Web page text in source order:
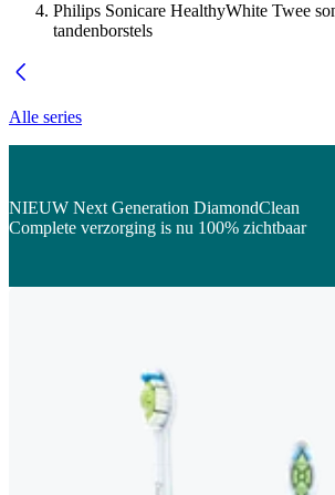
Philips Sonicare HealthyWhite Twee
tandenborstels
Alle series
NIEUW Next Generation DiamondClean
Complete verzorging is nu 100% zichtbaar